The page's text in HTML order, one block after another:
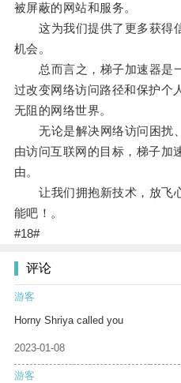
被屏蔽的网站和服务。
这为我们提供了更多获得
机会。
总而言之，梯子加速器是
过改变网络访问路径和保护个
无阻的网络世界。
无论是解决网络访问困扰
由访问互联网的目标，梯子加
由。
让我们拥抱新技术，放飞
能吧！。
#18#
评论
游客
Horny Shriya called you
2023-01-08
游客